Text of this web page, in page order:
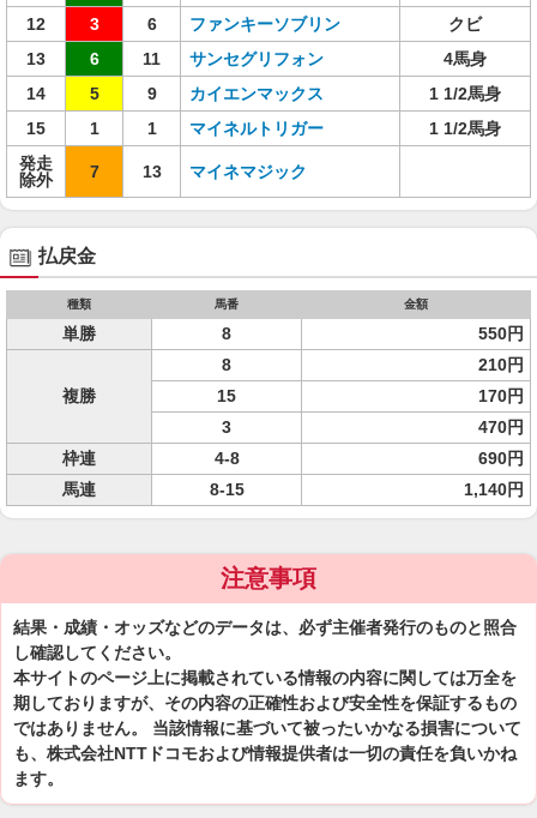
12
3 6 ファンキーソブリン
クビ
13
6 11 サンセグリフォン
4馬身
14
5 9 カイエンマックス
1 1/2馬身
15
1 1 マイネルトリガー
1 1/2馬身
発走
除外
7 13 マイネマジック
払戻金
種類 馬番 金額
単勝 8 550円
複勝
8
210円
15
170円
3
470円
枠連
4-8
690円
馬連
8-15 1,140円
注意事項
結果・成績・オッズなどのデータは、必ず主催者発行のものと照合
し確認してください。
本サイトのページ上に掲載されている情報の内容に関しては万全を
期しておりますが、その内容の正確性および安全性を保証するもの
ではありません。 当該情報に基づいて被ったいかなる損害について
も、株式会社NTTドコモおよび情報提供者は一切の責任を負いかね
ます。